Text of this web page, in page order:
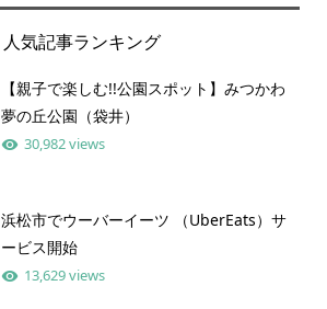
人気記事ランキング
【親子で楽しむ!!公園スポット】みつかわ
夢の丘公園（袋井）
30,982 views
浜松市でウーバーイーツ （UberEats）サ
ービス開始
13,629 views